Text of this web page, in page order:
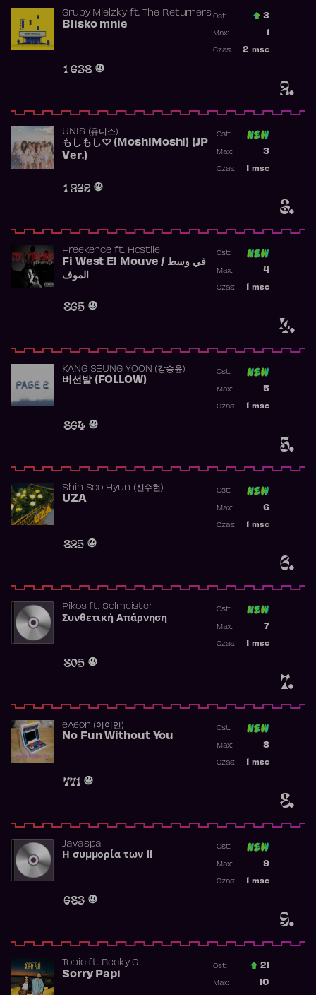
2.
Gruby Mielzkyft. The Returners
Blisko mnie
1 638
Ost.: 3
Max:
2 msc
Czas:
3.
UNIS (유니스)
もしもし♡ (MoshiMoshi) (JP
Ver.)
1 269
Ost:
3
Max:
msc
Czas:
4.
Freekence ft. Hostile
Fi West El Mouve / في وسط
الموف
865
Ost:
4
Max:
msc
Czas:
5.
KANG SEUNG YOON (강승윤)
버선발 (FOLLOW)
864
Ost:
5
Max:
msc
Czas:
6.
Shin Soo Hyun (신수현)
UZA
825
Ost:
6
Max:
msc
Czas:
7.
Pikosft. Solmeister
Συνθετική Απάρνηση
805
Ost:
7
Max:
msc
Czas:
8.
​eAeon (이이언)
No Fun Without You
771
Ost:
8
Max:
msc
Czas:
9.
Javaspa
Η συμμορία των 11
683
Ost:
9
Max:
msc
Czas:
Topicft. Becky G
Sorry Papi
Ost.: 21
10
Max: